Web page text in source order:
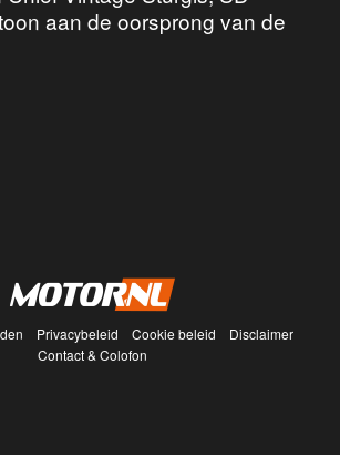
aan de oorsprong van de
Privacybeleid Cookie beleid
Disclaimer
Contact & Colofon